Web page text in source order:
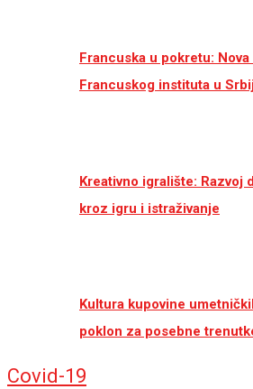
Francuska u pokretu:
Francuskog instituta u
Kreativno igralište: Razvoj
kroz igru i istraživanje
Kultura kupovine
poklon za posebne
Covid-19